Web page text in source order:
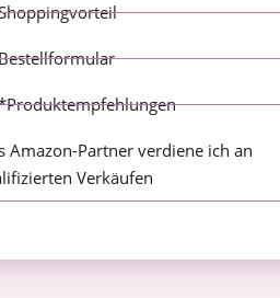
Amazon-Partner verdiene ich an
Verkäufen